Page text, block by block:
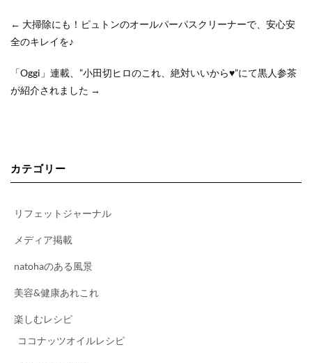
← 大掃除にも！ピュトンのオールパーパスクリーナーで、安心安
全のキレイを♪
「Oggi」連載、”小田切ヒロのこれ、絶対いいから♥”にて黒人参茶
が紹介されました →
カテゴリー
リフェットジャーナル
メディア掲載
natohaのある風景
美容&健康あれこれ
楽しむレシピ
ココナッツオイルレシピ